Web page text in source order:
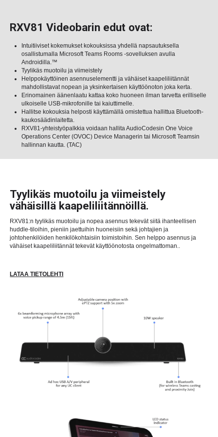
RXV81 Videobarin edut ovat:
Intuitiiviset kokemukset kokouksissa yhdellä napsautuksella
osallistumalla Microsoft Teams Rooms -sovelluksen avulla
Androidilla.™
Tyylikäs muotoilu ja viimeistely
Helppokäyttöinen asennuselementti ja vähäiset kaapeliliitännät
mahdollistavat nopean ja yksinkertaisen käyttöönoton joka kerta.
Erinomainen äänenlaatu kattaa koko huoneen ilman tarvetta erilliselle
ulkoiselle USB-mikrofonille tai kaiuttimelle.
Hallitse kokouksia helposti käyttämällä omistettua hallittua Bluetooth-
kaukosäädinlaitetta.
RXV81-yhteistyöpalkkia voidaan hallita AudioCodesin One Voice
Operations Center (OVOC) Device Managerin tai Microsoft Teamsin
hallinnan kautta. (TAC)
Tyylikäs muotoilu ja viimeistely
vähäisillä kaapeliliitännöillä.
RXV81:n tyylikäs muotoilu ja nopea asennus tekevät siitä ihanteellisen
huddle-tiloihin, pieniin jaettuihin huoneisiin sekä johtajien ja
johtohenkilöiden henkilökohtaisiin toimistoihin. Sen helppo asennus ja
vähäiset kaapeliliitännät tekevät käyttöönotosta ongelmattoman..
LATAA TIETOLEHTI